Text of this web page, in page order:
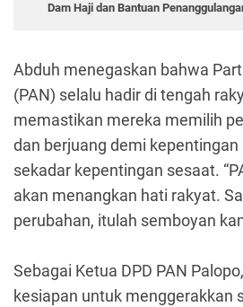
Dam Haji dan Bantuan
Abduh menegaskan bahwa
(PAN) selalu hadir di tengah
memastikan mereka memilih
dan berjuang demi kepentingan
sekadar kepentingan sesaat.
akan menangkan hati rakyat.
perubahan, itulah semboyan
Sebagai Ketua DPD PAN
kesiapan untuk menggerakkan